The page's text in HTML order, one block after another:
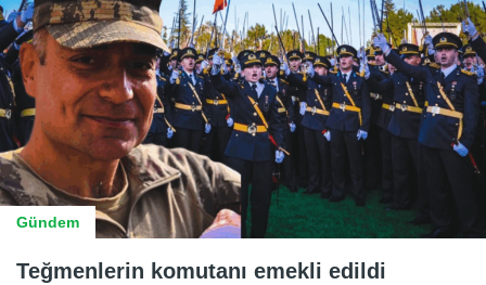
Gündem
Teğmenlerin komutanı emekli edildi